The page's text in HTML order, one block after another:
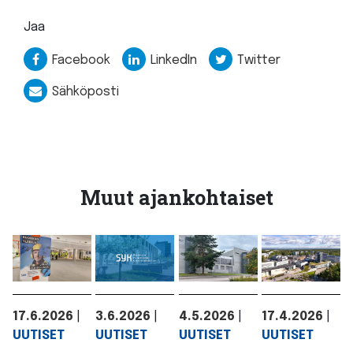
Jaa
Facebook LinkedIn Twitter
Sähköposti
Muut ajankohtaiset
17.6.2026
UUTISET
3.6.2026
UUTISET
4.5.2026
UUTISET
17.4.2026
UUTISET